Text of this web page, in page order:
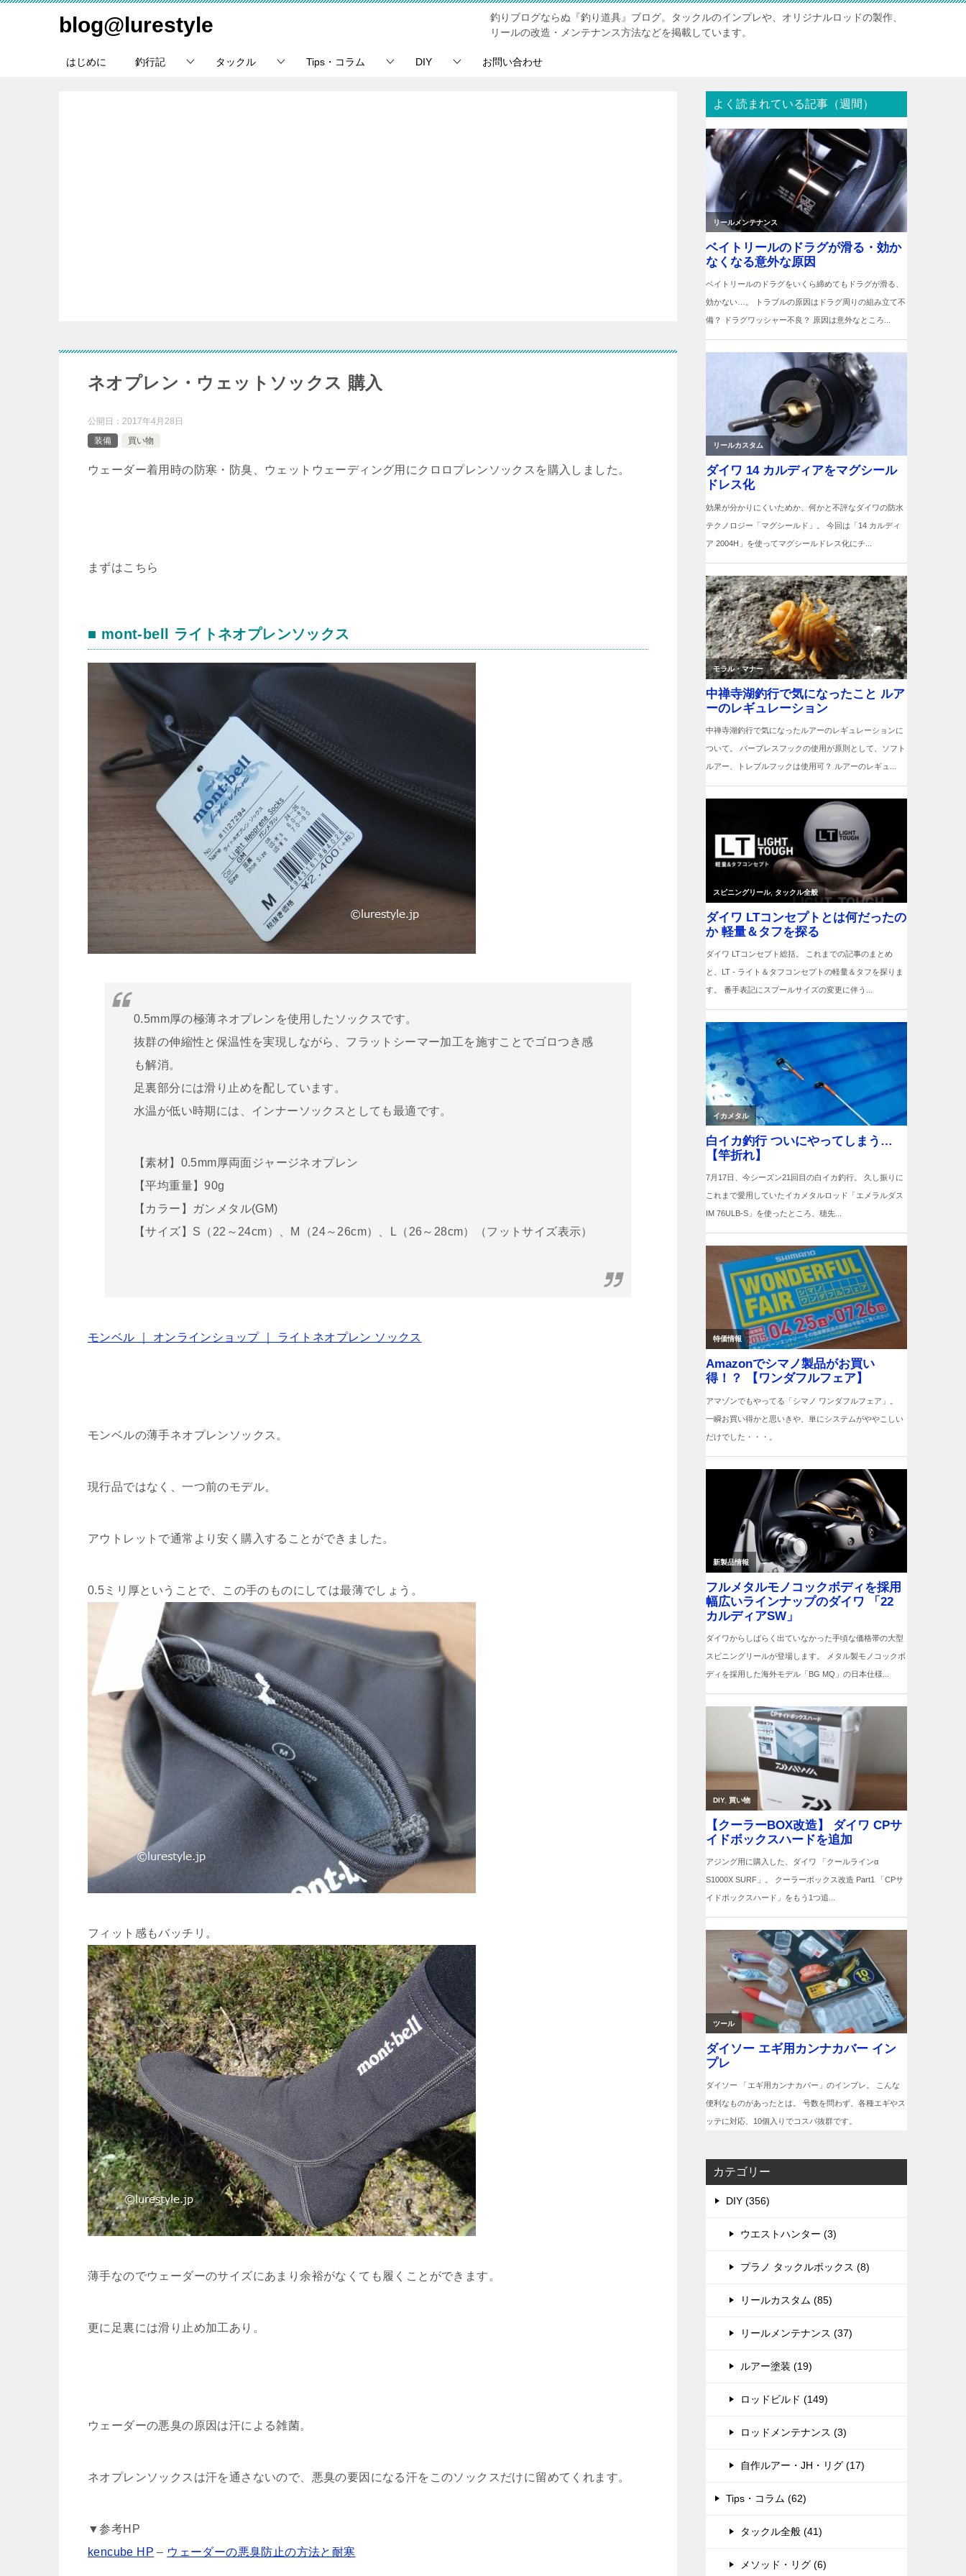
blog@lurestyle
釣りブログならぬ『釣り道具』ブログ。タックルのインプレや、オリジナルロッドの製作、
リールの改造・メンテナンス方法などを掲載しています。
はじめに 釣行記 タックル Tips・コラム DIY お問い合わせ
ネオプレン・ウェットソックス 購入
公開日： 2017年4月28日
装備
買い物
ウェーダー着用時の防寒・防臭、ウェットウェーディング用にクロロプレンソックスを購入しました。
まずはこちら
■ mont-bell ライトネオプレンソックス
0.5mm厚の極薄ネオプレンを使用したソックスです。
抜群の伸縮性と保温性を実現しながら、フラットシーマー加工を施すことでゴロつき感
も解消。
足裏部分には滑り止めを配しています。
水温が低い時期には、インナーソックスとしても最適です。
【素材】0.5mm厚両面ジャージネオプレン
【平均重量】90g
【カラー】ガンメタル(GM)
【サイズ】S（22～24cm）、M（24～26cm）、L（26～28cm）（フットサイズ表示）
モンベル ｜ オンラインショップ ｜ ライトネオプレン ソックス
モンベルの薄手ネオプレンソックス。
現行品ではなく、一つ前のモデル。
アウトレットで通常より安く購入することができました。
0.5ミリ厚ということで、この手のものにしては最薄でしょう。
フィット感もバッチリ。
薄手なのでウェーダーのサイズにあまり余裕がなくても履くことができます。
更に足裏には滑り止め加工あり。
ウェーダーの悪臭の原因は汗による雑菌。
ネオプレンソックスは汗を通さないので、悪臭の要因になる汗をこのソックスだけに留めてくれます。
▼参考HP
kencube HP – ウェーダーの悪臭防止の方法と耐寒
よく読まれている記事（週間）
カテゴリー
DIY (356)
ウエストハンター (3)
プラノ タックルボックス (8)
リールカスタム (85)
リールメンテナンス (37)
ルアー塗装 (19)
ロッドビルド (149)
ロッドメンテナンス (3)
自作ルアー・JH・リグ (17)
Tips・コラム (62)
タックル全般 (41)
メソッド・リグ (6)